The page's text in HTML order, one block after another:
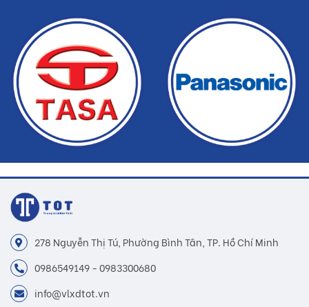
Dịch vụ nhanh chóng, tiết kiệm thời gian và tiền bạc cho khách
hàng
278 Nguyễn Thị Tú, Phường Bình Tân, TP. Hồ Chí Minh
0986549149 - 0983300680
info@vlxdtot.vn